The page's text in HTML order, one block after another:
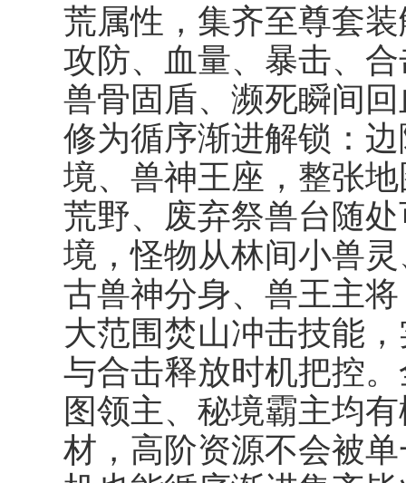
荒属性，集齐至尊套
攻防、血量、暴击、
兽骨固盾、濒死瞬间
修为循序渐进解锁：
境、兽神王座，整张
荒野、废弃祭兽台随
境，怪物从林间小兽
古兽神分身、兽王主
大范围焚山冲击技能
与合击释放时机把控
图领主、秘境霸主均
材，高阶资源不会被